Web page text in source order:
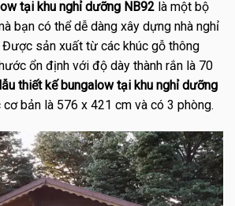
tại khu nghỉ dưỡng NB92 là một bộ
bạn có thể dễ dàng xây dựng nhà nghỉ
Được sản xuất từ ​​các khúc gỗ thông
ổn định với độ dày thành rắn là 70
thiết kế bungalow tại khu nghỉ dưỡng
bản là 576 x 421 cm và có 3 phòng.